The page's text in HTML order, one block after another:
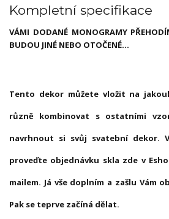
Kompletní specifikace
VÁMI DODANÉ MONOGRAMY
BUDOU JINÉ NEBO OTOČENÉ...
Tento dekor můžete vložit na
různě kombinovat s ostatními
navrhnout si svůj svatební dekor.
proveďte objednávku skla zde v
mailem. Já vše doplním a zašlu Vám
Pak se teprve začíná dělat.